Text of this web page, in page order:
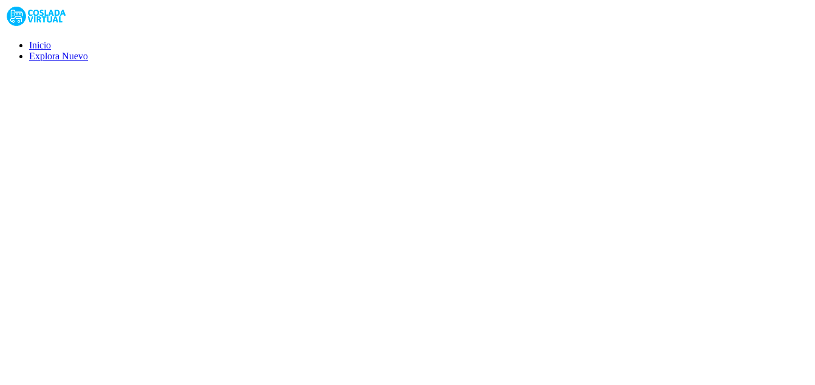
Inicio
Explora Nuevo